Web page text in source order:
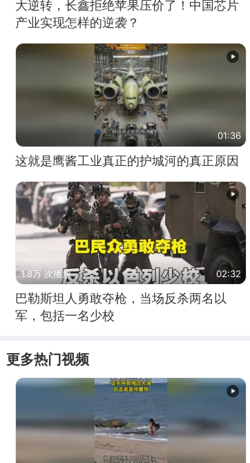
大逆转，长鑫拒绝苹果压价了！中国芯片
产业实现怎样的逆袭？
01:36
这就是鹰酱工业真正的护城河的真正原因
1.8万 次播放 02:32
巴勒斯坦人勇敢夺枪，当场反杀两名以
军，包括一名少校
更多热门视频